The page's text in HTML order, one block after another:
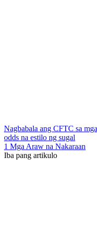
Nagbabala ang CFTC sa
odds na estilo ng sugal
1 Mga Araw na Nakaraan
Iba pang artikulo